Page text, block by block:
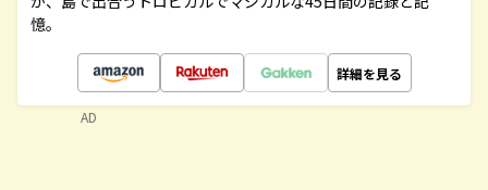
憶。
詳細を見る
AD